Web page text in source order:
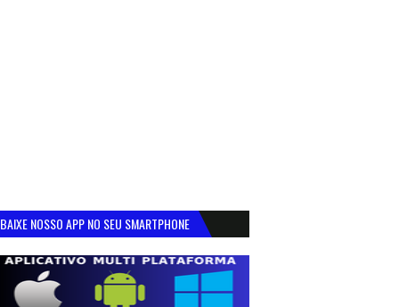
BAIXE NOSSO APP NO SEU SMARTPHONE